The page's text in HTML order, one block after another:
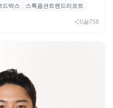
에 18.2%→31.3%…
도 급증
드박스
스톡옵션트렌드리포트
0 758